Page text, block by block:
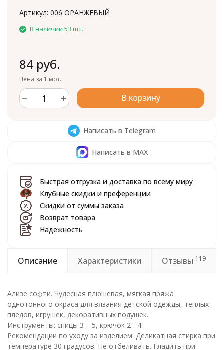
Артикул: 006 ОРАНЖЕВЫЙ
В наличии 53 шт.
84 руб.
Цена за 1 мот.
В корзину
Написать в Telegram
Написать в MAX
Быстрая отгрузка и доставка по всему миру
Клубные скидки и преференции
Скидки от суммы заказа
Возврат товара
Надежность
Описание Характеристики Отзывы 119
Ализе софти. Чудесная плюшевая, мягкая пряжа
однотонного окраса для вязания детской одежды, тёплых
пледов, игрушек, декоративных подушек.
Инструменты: спицы 3 – 5, крючок 2 - 4.
Рекомендации по уходу за изделием: Деликатная стирка при
температуре 30 градусов. Не отбеливать. Гладить при